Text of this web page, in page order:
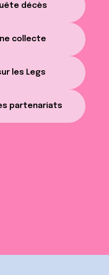
décès
collecte
les Legs
partenariats